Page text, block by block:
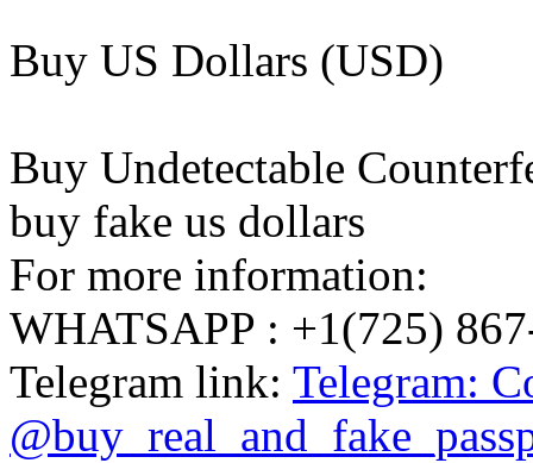
Buy US Dollars (USD)​
Buy Undetectable
buy fake us dollars​
For more information:
WHATSAPP : +1(725)
Telegram link: Telegram: